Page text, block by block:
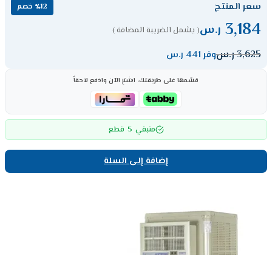
سعر المنتج ٪12 خصم
3,184 ر.س( يشمل الضريبة المضافة )
3,625ر.سوفر 441 ر.س
قسّمها على طريقتك، اشترِ الآن وادفع لاحقاً
متبقي 5 قطع
إضافة إلى السلة